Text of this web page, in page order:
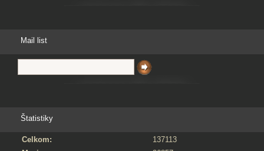
Mail list
Štatistiky
Celkom:
137113